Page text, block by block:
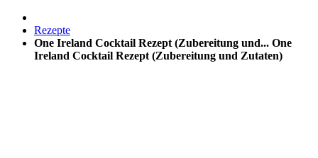
Rezepte
One Ireland Cocktail Rezept (Zubereitung und... One
Ireland Cocktail Rezept (Zubereitung und Zutaten)